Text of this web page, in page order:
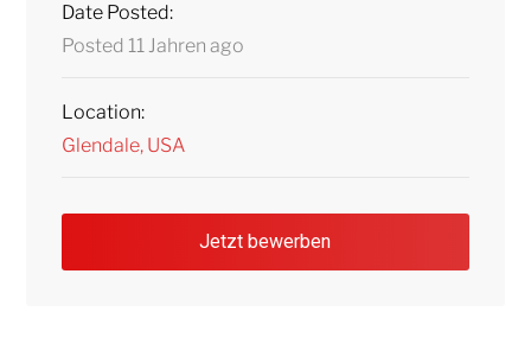
Date Posted:
Posted 11 Jahren ago
Location:
Glendale, USA